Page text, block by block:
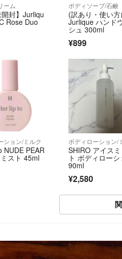
ーム
開封】Jurliqu
Rose Duo
ボディソープ/石鹸
(訳あり・使い
Jurlique ハンド
シュ 300ml
¥899
ション/ミルク
NUDE PEAR
スト 45ml
ボディローション/
SHIRO アイス
ト ボディローシ
90ml
¥2,580